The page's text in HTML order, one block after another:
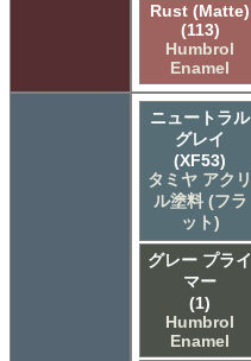
Rust (Matte)
(113)
Humbrol
Enamel
ニュートラル
グレイ
(XF53)
タミヤ アクリ
ル塗料 (フラ
ット)
グレー プライ
マー
(1)
Humbrol
Enamel